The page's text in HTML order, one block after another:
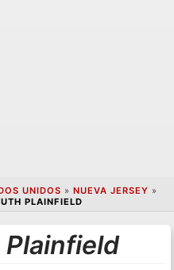
UNIDOS » NUEVA JERSEY »
PLAINFIELD
Plainfield